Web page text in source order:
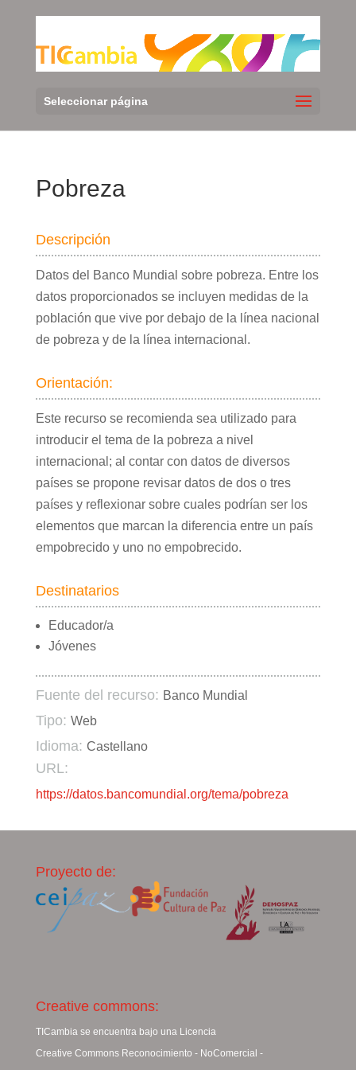
Seleccionar página
Pobreza
Descripción
Datos del Banco Mundial sobre pobreza. Entre los
datos proporcionados se incluyen medidas de la
población que vive por debajo de la línea nacional
de pobreza y de la línea internacional.
Orientación:
Este recurso se recomienda sea utilizado para
introducir el tema de la pobreza a nivel
internacional; al contar con datos de diversos
países se propone revisar datos de dos o tres
países y reflexionar sobre cuales podrían ser los
elementos que marcan la diferencia entre un país
empobrecido y uno no empobrecido.
Destinatarios
Educador/a
Jóvenes
Fuente del recurso: Banco Mundial
Tipo: Web
Idioma: Castellano
URL:
https://datos.bancomundial.org/tema/pobreza
Proyecto de:
Creative commons:
TICambia se encuentra bajo una Licencia
Creative Commons Reconocimiento - NoComercial -